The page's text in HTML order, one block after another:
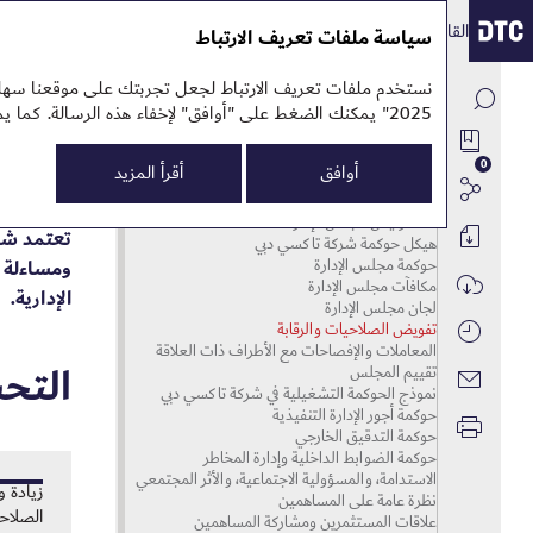
القائمة والأدوات
0
نظرة عامة
كلمة رئيس مجلس الإدارة
لمحة عن شركة تاكسي دبي
نموذج الأعمال
تطوير التنقُّل المستدام
مسيرتنا
استعراض الأعمال خلال العام
نبذة عن المساهمين
مميزات شركة تاكسي دبي: مزايا الاستثمار
المراجعة الاستراتيجية
كلمة الرئيس التنفيذي
مراجعة السوق
الاستراتيجية المؤسسية
تنفيذ الاستراتيجية
التحول الرقمي
إدارة المخاطر
المراجعة التشغيلية
مركبات الأجرة
خدمة الليموزين
خدمات الحافلات
دراجات التوصيل
التحول الرقمي
النتائج المالية
تقرير الاستدامة
تقرير الحوكمة المؤسسية
كلمة رئيس مجلس الإدارة
هيكل حوكمة شركة تاكسي دبي
حوكمة مجلس الإدارة
مكافآت مجلس الإدارة
لجان مجلس الإدارة
تفويض الصلاحيات والرقابة
المعاملات والإفصاحات مع الأطراف ذات العلاقة
تقييم المجلس
نموذج الحوكمة التشغيلية في شركة تاكسي دبي
حوكمة أجور الإدارة التنفيذية
حوكمة التدقيق الخارجي
حوكمة الضوابط الداخلية وإدارة المخاطر
الاستدامة، والمسؤولية الاجتماعية، والأثر المجتمعي
نظرة عامة على المساهمين
علاقات المستثمرين ومشاركة المساهمين
تعتمد
ومساءلة
الإدارية.
سياسة ملفات تعريف الارتباط
نستخدم ملفات تعريف الارتباط لجعل تجربتك على موقعنا
2025" يمكنك الضغط على "أوافق" لإخفاء هذه الرسالة. كما يمكنك تغيير الاعدادات في أي وقت.
أوافق
أقرأ المزيد